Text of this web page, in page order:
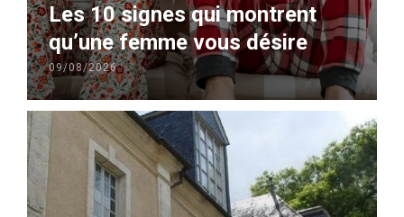
Les 10 signes qui montrent
qu’une femme vous désire
09/08/2026